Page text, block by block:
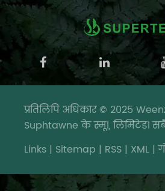
प्रतिलिपि अधिकार © 2025
Suphtawne के स्मू।, लिमिटेड।
Links | Sitemap | RSS | XML |